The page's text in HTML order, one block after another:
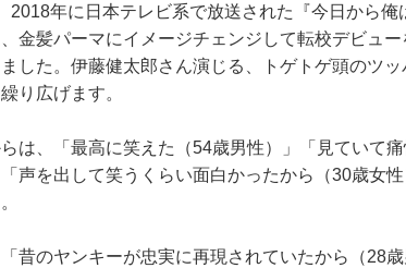
2018年に日本テレビ系で放送された『今日から俺
金髪パーマにイメージチェンジして転校デビュ
した。伊藤健太郎さん演じる、トゲトゲ頭のツ
り広げます。
は、「最高に笑えた（54歳男性）」「見ていて
声を出して笑うくらい面白かったから（30歳女
昔のヤンキーが忠実に再現されていたから（28